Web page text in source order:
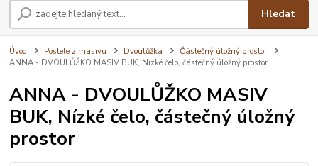
Hledat
Úvod Postele z masivu Dvoulůžka
Částečný úložný prostor
ANNA - DVOULŮŽKO MASIV BUK, Nízké čelo, částečný úložný prostor
ANNA - DVOULŮŽKO MASIV
BUK, Nízké čelo, částečný úložný
prostor